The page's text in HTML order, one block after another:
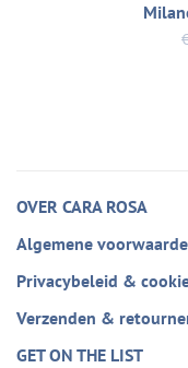
OVER CARA ROSA
Algemene
Privacybeleid &
Verzenden &
GET ON THE LIST